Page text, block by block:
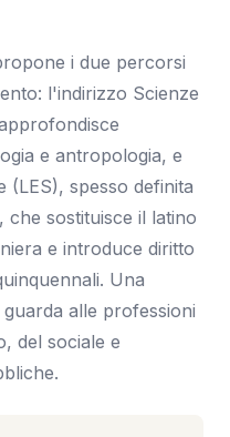
i due percorsi
l'indirizzo Scienze
e antropologia, e
(LES), spesso definita
che sostituisce il latino
e introduce diritto
Una
alle professioni
del sociale e